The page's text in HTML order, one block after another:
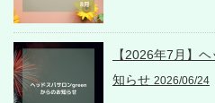
【2026年7月】
知らせ 2026/06/24